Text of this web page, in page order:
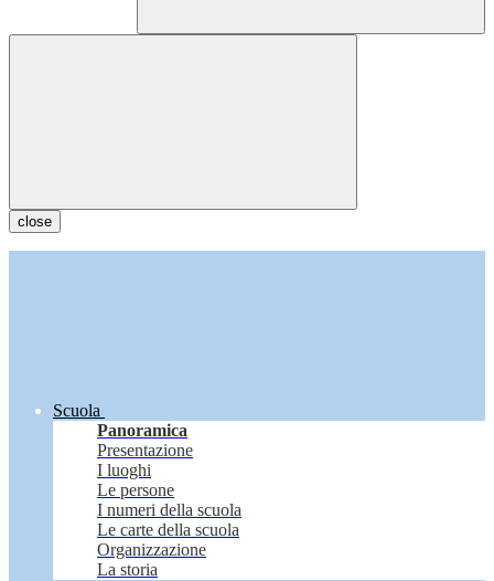
close
Scuola
Panoramica
Presentazione
I luoghi
Le persone
I numeri della scuola
Le carte della scuola
Organizzazione
La storia